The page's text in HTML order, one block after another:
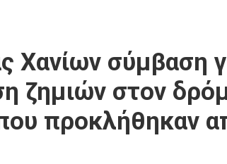
Χανίων σύμβαση
ζημιών στον
προκλήθηκαν